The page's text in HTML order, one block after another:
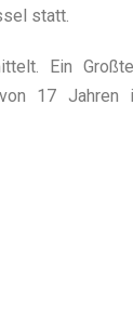
statt.
Ein
17 Jahren